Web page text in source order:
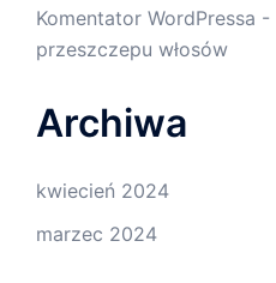
Komentator WordPressa -
przeszczepu włosów
Archiwa
kwiecień 2024
marzec 2024